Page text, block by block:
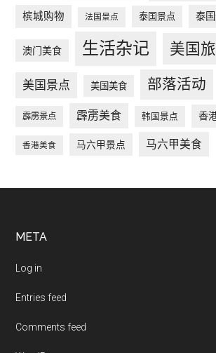
槟城购物 法国景点 泰国景点 泰
澳门美食 生活杂记 美国
美国景点 美国美食 部落活动
霹雳景点 霹雳美食 韩国景点 香
香港美食 马六甲景点 马六甲美食
Footer
META
Log in
Entries feed
Comments feed